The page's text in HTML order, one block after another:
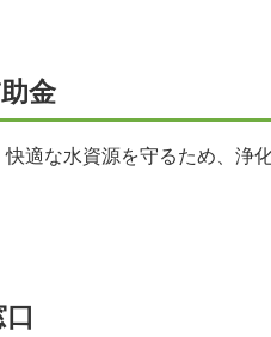
金
適な水資源を守るため、浄